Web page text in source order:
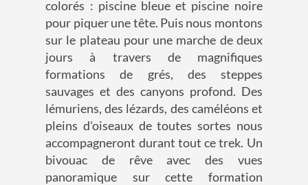
colorés : piscine bleue et piscine noire
pour piquer une tête. Puis nous montons
sur le plateau pour une marche de deux
jours à travers de magnifiques
formations de grés, des steppes
sauvages et des canyons profond. Des
lémuriens, des lézards, des caméléons et
pleins d'oiseaux de toutes sortes nous
accompagneront durant tout ce trek. Un
bivouac de rêve avec des vues
panoramique sur cette formation